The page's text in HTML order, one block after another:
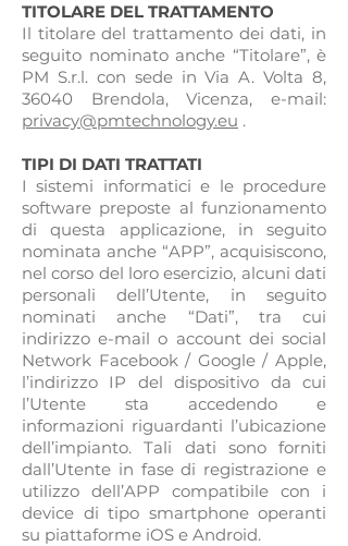
TITOLARE DEL TRATTAMENTO
Il titolare del trattamento dei dati, in
seguito nominato anche “Titolare”, è
PM S.r.l. con sede in Via A. Volta 8,
36040 Brendola, Vicenza, e-mail:
privacy@pmtechnology.eu .
TIPI DI DATI TRATTATI
I sistemi informatici e le procedure
software preposte al funzionamento
di questa applicazione, in seguito
nominata anche “APP”, acquisiscono,
nel corso del loro esercizio, alcuni dati
personali dell’Utente, in seguito
nominati anche “Dati”, tra cui
indirizzo e-mail o account dei social
Network Facebook / Google / Apple,
l’indirizzo IP del dispositivo da cui
l’Utente sta accedendo e
informazioni riguardanti l’ubicazione
dell’impianto. Tali dati sono forniti
dall’Utente in fase di registrazione e
utilizzo dell’APP compatibile con i
device di tipo smartphone operanti
su piattaforme iOS e Android.